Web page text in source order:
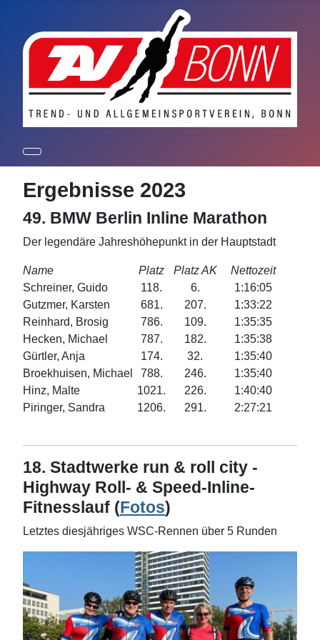
Ergebnisse 2023
49. BMW Berlin Inline Marathon
Der legendäre Jahreshöhepunkt in der Hauptstadt
Name
Platz Platz AK
Nettozeit
Schreiner, Guido
118. 6.
1:16:05
Gutzmer, Karsten
681. 207.
1:33:22
Reinhard, Brosig
786. 109.
1:35:35
Hecken, Michael
787. 182.
1:35:38
Gürtler, Anja
174. 32.
1:35:40
Broekhuisen,
Michael
788. 246.
1:35:40
Hinz, Malte
1021. 226.
1:40:40
18. Stadtwerke run & roll city -
Highway Roll- & Speed-Inline-
Fitnesslauf (Fotos)
Letztes diesjähriges WSC-Rennen über 5 Runden